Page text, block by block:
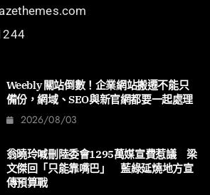
Weebly 關站倒數！企業網站搬遷不能只
備份，網域、SEO與新官網都要一起處理
2026/08/03
翁曉玲喊刪陸委會1295萬媒宣費惹議 梁
文傑回「只能靠嘴巴」 藍綠延燒地方宣
傳預算戰